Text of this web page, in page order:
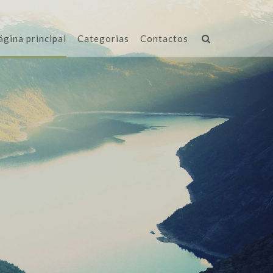
principal Categorias Contactos